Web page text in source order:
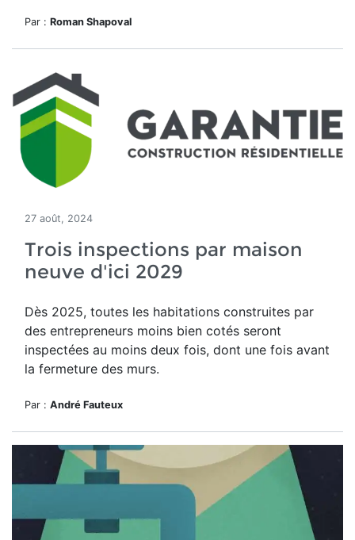
Par : Roman Shapoval
27 août, 2024
Trois inspections par maison
neuve d'ici 2029
Dès 2025, toutes les habitations construites par
des entrepreneurs moins bien cotés seront
inspectées au moins deux fois, dont une fois avant
la fermeture des murs.
Par : André Fauteux